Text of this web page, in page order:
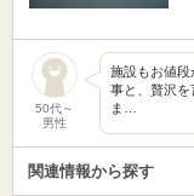
50代～
男性
施設もお値
事と、贅沢を
ま…
関連情報から探す